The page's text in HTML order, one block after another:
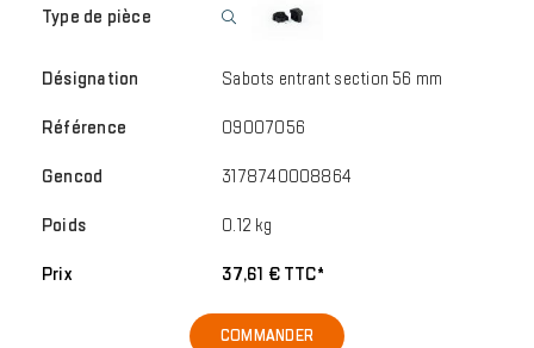
Sabots entrant section 56 mm
09007056
3178740008864
0.12 kg
37,61 € TTC*
COMMANDER